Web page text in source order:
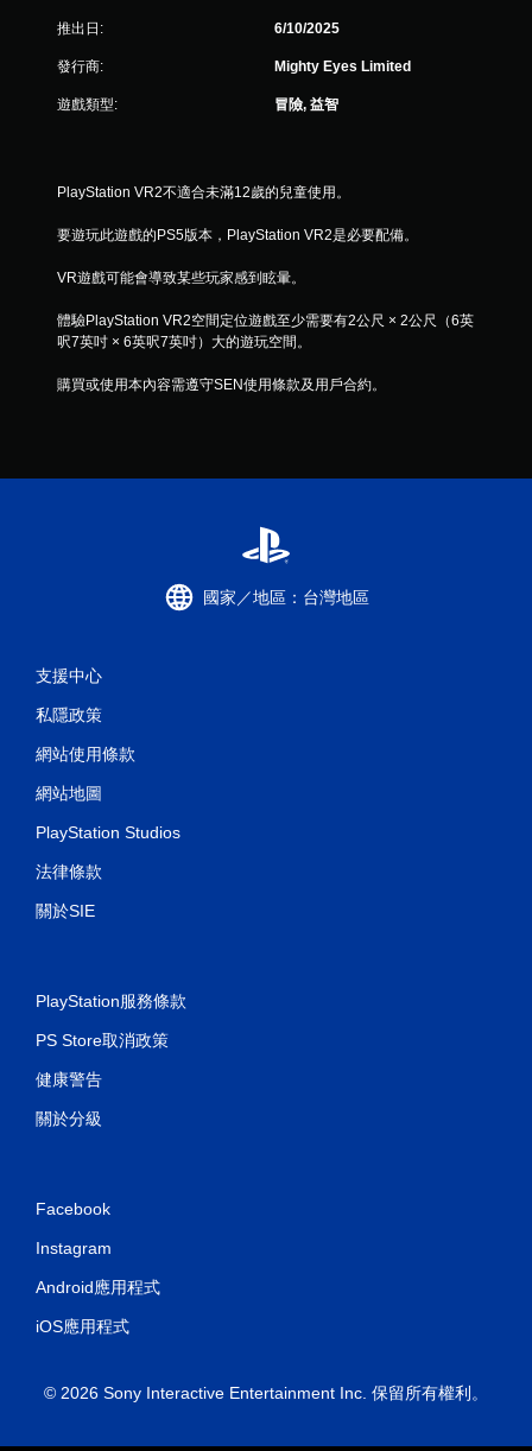
推出日: 6/10/2025
發行商: Mighty Eyes Limited
遊戲類型: 冒險, 益智
PlayStation VR2不適合未滿12歲的兒童使用。
要遊玩此遊戲的PS5版本，PlayStation VR2是必要配備。
VR遊戲可能會導致某些玩家感到眩暈。
體驗PlayStation VR2空間定位遊戲至少需要有2公尺 × 2公尺（6英
呎7英吋 × 6英呎7英吋）大的遊玩空間。
購買或使用本內容需遵守SEN使用條款及用戶合約。
國家／地區：台灣地區
支援中心
私隱政策
網站使用條款
網站地圖
PlayStation Studios
法律條款
關於SIE
PlayStation服務條款
PS Store取消政策
健康警告
關於分級
Facebook
Instagram
Android應用程式
iOS應用程式
© 2026 Sony Interactive Entertainment Inc. 保留所有權利。